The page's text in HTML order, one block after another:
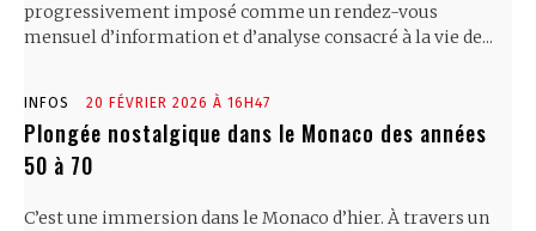
progressivement imposé comme un rendez-vous
mensuel d’information et d’analyse consacré à la vie de...
INFOS 20 FÉVRIER 2026 À 16H47
Plongée nostalgique dans le Monaco des années
50 à 70
C’est une immersion dans le Monaco d’hier. À travers un